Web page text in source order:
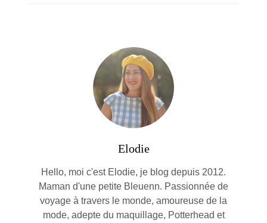
Elodie
Hello, moi c'est Elodie, je blog depuis 2012.
Maman d'une petite Bleuenn. Passionnée de
voyage à travers le monde, amoureuse de la
mode, adepte du maquillage, Potterhead et